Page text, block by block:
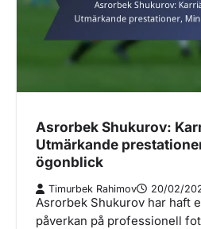
Asrorbek Shukurov:
Utmärkande
ögonblick
Timurbek Rahimov 20/02/
Asrorbek Shukurov har haft
påverkan på professionell